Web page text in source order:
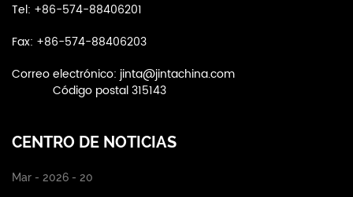
Tel: +86-574-88406201
Fax: +86-574-88406203
Correo electrónico: jinta@jintachina.com
Código postal 315143
CENTRO DE NOTICIAS
Mar - 2026 - 20